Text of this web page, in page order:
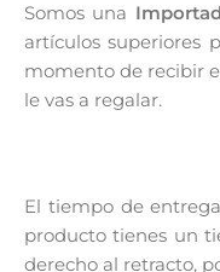
Somos una
artículos superiores
momento de recibir
le vas a regalar.
El tiempo de
producto tienes un
derecho al retracto,